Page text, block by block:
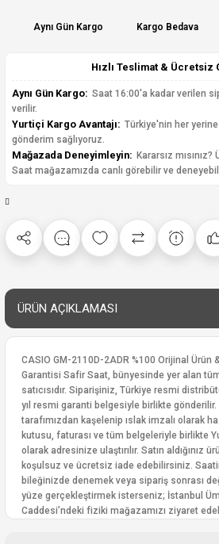
Aynı Gün Kargo Kargo Bedava
Hızlı Teslimat & Ücretsiz
Aynı Gün Kargo: Saat 16:00'a kadar verilen
verilir.
Yurtiçi Kargo Avantajı: Türkiye'nin her
gönderim sağlıyoruz.
Mağazada Deneyimleyin: Kararsız
Saat mağazamızda canlı görebilir ve
ÜRÜN AÇIKLAMASI
CASIO GM-2110D-2ADR %100 Orijinal Ürün
Garantisi Safir Saat, bünyesinde yer alan
satıcısıdır. Siparişiniz, Türkiye resmi
yıl resmi garanti belgesiyle birlikte
tarafımızdan kaşelenip ıslak imzalı olarak
kutusu, faturası ve tüm belgeleriyle birlikte
olarak adresinize ulaştırılır. Satın aldığınız
koşulsuz ve ücretsiz iade edebilirsiniz.
bileğinizde denemek veya sipariş sonrası
yüze gerçekleştirmek isterseniz; İstanbul
Caddesi’ndeki fiziki mağazamızı ziyaret